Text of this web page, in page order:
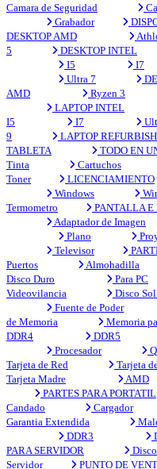
Camara de Seguridad
Grabador
DESKTOP AMD
5
DESKTOP INTEL
I5
I7
Ultra 7
AMD
Ryzen 3
LAPTOP INTEL
I5
I7
9
LAPTOP
TABLETA
TODO EN
Tinta
Cartuchos
Toner
LICENCIAMIENTO
Windows
Termometro
PANTALLA
Adaptador de Imagen
Plano
Televisor
Puertos
Almohadilla
Disco Duro
Para PC
Videovilancia
Disco
Fuente de Poder
de Memoria
Memoria
DDR4
DDR5
Procesador
Tarjeta de Red
Tarjeta
Tarjeta Madre
AMD
PARTES PARA PORTATIL
Candado
Cargador
Garantia Extendida
DDR3
PARA SERVIDOR
Servidor
PUNTO DE